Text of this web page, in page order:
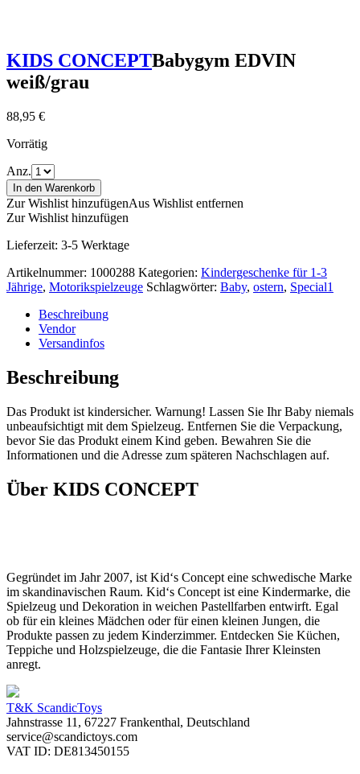
KIDS CONCEPTBabygym EDVIN
weiß/grau
88,95 €
Vorrätig
Anz.
In den Warenkorb
Zur Wishlist hinzufügenAus Wishlist entfernen
Zur Wishlist hinzufügen
Lieferzeit: 3-5 Werktage
Artikelnummer: 1000288 Kategorien: Kindergeschenke für 1-3
Jährige, Motorikspielzeuge Schlagwörter: Baby, ostern, Special1
Beschreibung
Vendor
Versandinfos
Beschreibung
Das Produkt ist kindersicher. Warnung! Lassen Sie Ihr Baby niemals
unbeaufsichtigt mit dem Spielzeug. Entfernen Sie die Verpackung,
bevor Sie das Produkt einem Kind geben. Bewahren Sie die
Informationen und die Adresse zum späteren Nachschlagen auf.
Über KIDS CONCEPT
Gegründet im Jahr 2007, ist Kid‘s Concept eine schwedische Marke
im skandinavischen Raum. Kid‘s Concept ist eine Kindermarke, die
Spielzeug und Dekoration in weichen Pastellfarben entwirft. Egal
ob für ein kleines Mädchen oder für einen kleinen Jungen, die
Produkte passen zu jedem Kinderzimmer. Entdecken Sie Küchen,
Teppiche und Holzspielzeuge, die die Fantasie Ihrer Kleinsten
anregt.
T&K ScandicToys
Jahnstrasse 11, 67227 Frankenthal, Deutschland
service@scandictoys.com
VAT ID: DE813450155